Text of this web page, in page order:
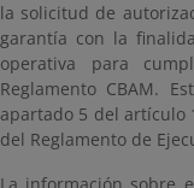
la solicitud de
garantía con la
operativa para
Reglamento CBAM.
apartado 5 del artículo
del Reglamento de